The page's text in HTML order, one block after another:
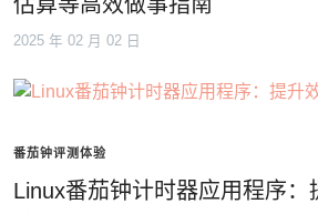
2025 年 02 月 02 日
番茄钟评测体验
Linux番茄钟计时器应用程序：